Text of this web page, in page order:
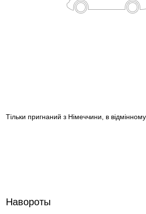
Тільки пригнаний з Німеччини, в відмінному
Навороты